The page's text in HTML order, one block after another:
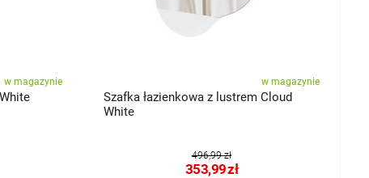
w magazynie w magazynie
Szafka łazienkowa z lustrem Cloud
White
496,99 zł
353,99zł